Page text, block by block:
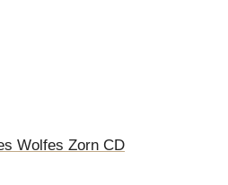
Wolfes Zorn CD